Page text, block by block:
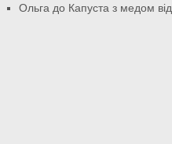
Ольга до Капуста з медом